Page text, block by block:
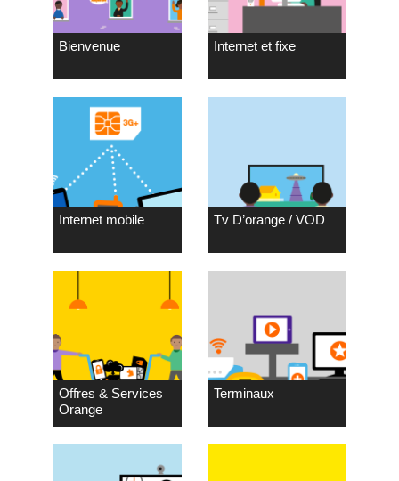
Bienvenue Internet et fixe
Internet mobile Tv D’orange / VOD
Offres & Services
Orange
Terminaux